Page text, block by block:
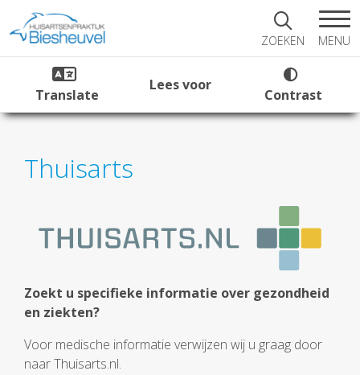
ZOEKEN MENU
Translate
Lees voor
Contrast
Thuisarts
Zoekt u specifieke informatie over gezondheid
en ziekten?
Voor medische informatie verwijzen wij u graag door
naar Thuisarts.nl.